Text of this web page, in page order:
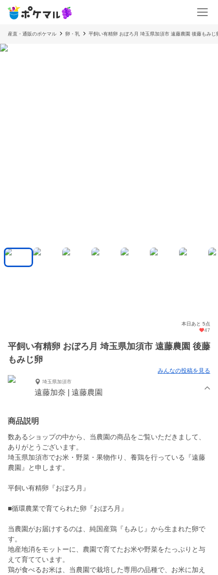
産直・通販のポケマル 卵・乳 平飼い有精卵 おぼろ月 埼玉県加須市 遠藤農園 後藤もみじ
本日あと 5点
47
平飼い有精卵 おぼろ月 埼玉県加須市 遠藤農園 後藤
もみじ卵
みんなの投稿を見る
埼玉県加須市
遠藤加奈 | 遠藤農園
商品説明
数あるショップの中から、当農園の商品をご覧いただきまして、
ありがとうございます。
埼玉県加須市でお米・野菜・果物作り、養鶏を行っている『遠藤
農園』と申します。
平飼い有精卵『おぼろ月』
■循環農業で育てられた卵『おぼろ月』
当農園がお届けするのは、純国産鶏『もみじ』から生まれた卵で
す。
地産地消をモットーに、農園で育てたお米や野菜をたっぷりと与
えて育てています。
鶏が食べるお米は、当農園で栽培した専用の品種で、お米に加え